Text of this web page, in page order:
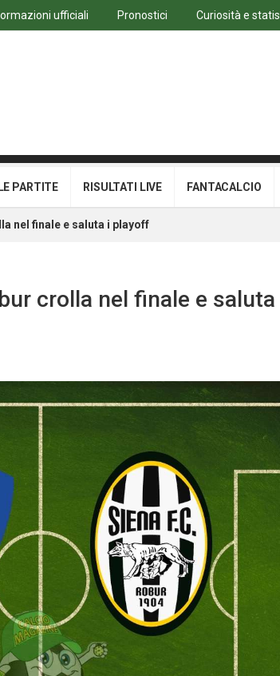
ufficiali Pronostici Curiosità e
PARTITE RISULTATI LIVE FANTACALCIO
nel finale e saluta i playoff
crolla nel finale e saluta